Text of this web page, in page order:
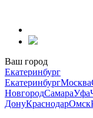
содержанию
Ваш город
Екатеринбург
ЕкатеринбургМосква
НовгородСамараУфа
ДонуКраснодарОмск